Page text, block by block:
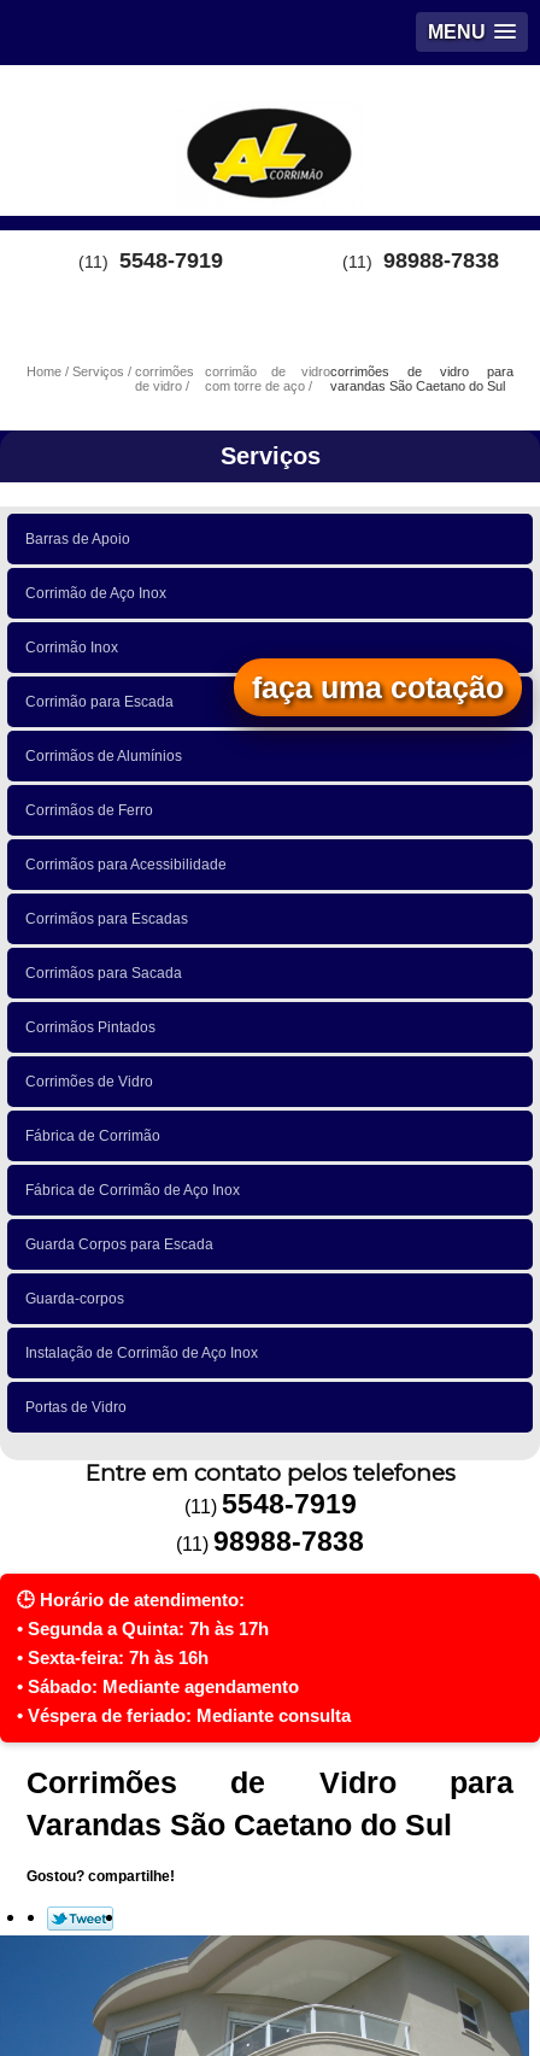
MENU
(11) 5548-7919 (11) 98988-7838
Home Serviços
corrimões
de vidro
corrimão de vidro
com torre de aço
corrimões de vidro para
varandas São Caetano do Sul
Serviços
Barras de Apoio
Corrimão de Aço Inox
Corrimão Inox
Corrimão para Escada
Corrimãos de Alumínios
Corrimãos de Ferro
Corrimãos para Acessibilidade
Corrimãos para Escadas
Corrimãos para Sacada
Corrimãos Pintados
Corrimões de Vidro
Fábrica de Corrimão
Fábrica de Corrimão de Aço Inox
Guarda Corpos para Escada
Guarda-corpos
Instalação de Corrimão de Aço Inox
Portas de Vidro
Entre em contato pelos telefones
(11) 5548-7919
(11) 98988-7838
Corrimões de Vidro para
Varandas São Caetano do Sul
Gostou? compartilhe!
faça uma cotação